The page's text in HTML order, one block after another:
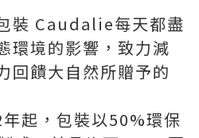
裝 Caudalie每天都盡
環境的影響，致力減
回饋大自然所贈予的
起，包裝以50%環保